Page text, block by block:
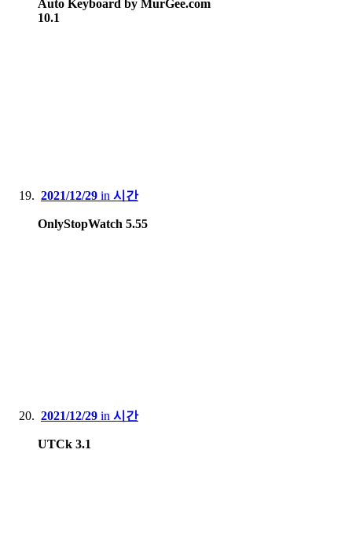
Auto Keyboard by MurGee.com
10.1
2021/12/29 in 시간
OnlyStopWatch 5.55
2021/12/29 in 시간
UTCk 3.1